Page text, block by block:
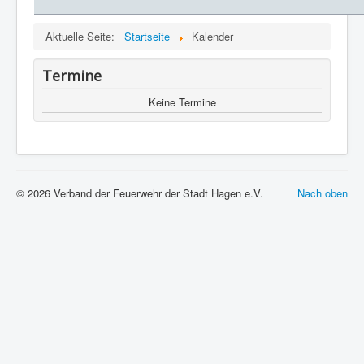
Aktuelle Seite: Startseite Kalender
Termine
Keine Termine
Nach oben
© 2026 Verband der Feuerwehr der Stadt Hagen e.V.